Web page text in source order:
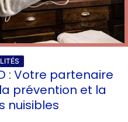
: Votre partenaire
prévention et la
nuisibles